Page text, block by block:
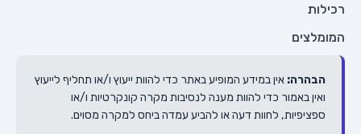
רכילות
המומלצים
הבהרה: אין במידע המופיע באתר כדי להוות ייעוץ ו/או תחליף לייעוץ
ואין באמור כדי להוות מענה לנסיבות מקרה קונקרטיות ו/או
ספציפיות, לחוות דעה או להביע עמדה ביחס למקרה מסוים.